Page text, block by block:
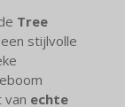
Tree
stijlvolle
van echte